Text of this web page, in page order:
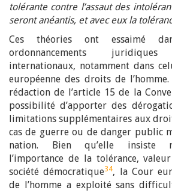
tolérante contre l’assaut des
seront anéantis, et avec eux la
Ces théories ont essaimé
ordonnancements
internationaux, notamment dans
européenne des droits de
rédaction de l’article 15 de la
possibilité d’apporter des
limitations supplémentaires aux
cas de guerre ou de danger public
nation. Bien qu’elle insiste
l’importance de la tolérance,
société démocratique34, la Cour
de l’homme a exploité sans